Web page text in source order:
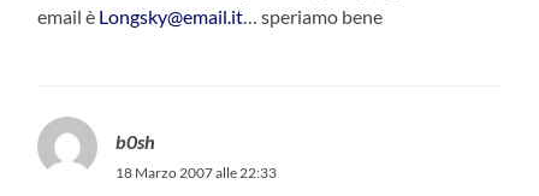
email è Longsky@email.it … speriamo bene
b0sh
18 Marzo 2007 alle 22:33